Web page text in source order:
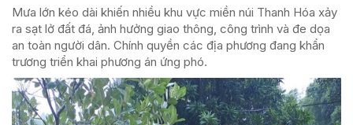
Mưa lớn kéo dài khiến nhiều khu vực miền núi Thanh Hóa xảy
ra sạt lở đất đá, ảnh hưởng giao thông, công trình và đe dọa
an toàn người dân. Chính quyền các địa phương đang khẩn
trương triển khai phương án ứng phó.